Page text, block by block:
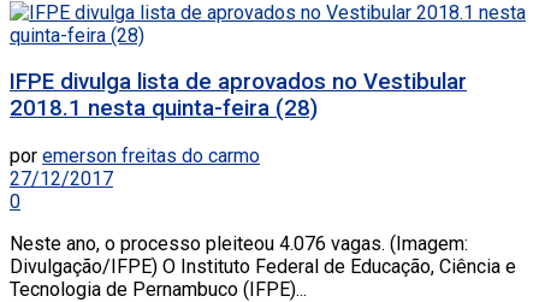
IFPE divulga lista de aprovados no Vestibular
2018.1 nesta quinta-feira (28)
por emerson freitas do carmo
27/12/2017
0
Neste ano, o processo pleiteou 4.076 vagas. (Imagem:
Divulgação/IFPE) O Instituto Federal de Educação, Ciência e
Tecnologia de Pernambuco (IFPE)...